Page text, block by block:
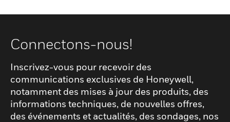
Connectons-nous!
Inscrivez-vous pour recevoir des
communications exclusives de Honeywell,
notamment des mises à jour des produits, des
informations techniques, de nouvelles offres,
des événements et actualités, des sondages, nos